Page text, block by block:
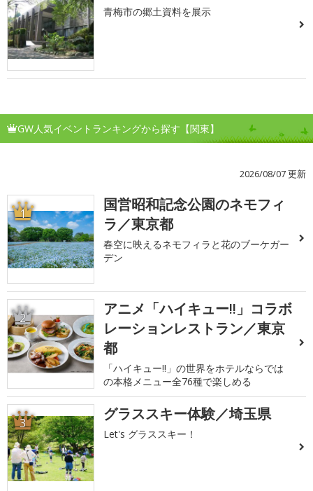
青梅市の郷土資料を展示
GW人気イベントランキングから探す【関東】
2026/08/07 更新
1
国営昭和記念公園のネモフィ
ラ／東京都
春空に映えるネモフィラと花のブーケガー
デン
2
アニメ「ハイキュー!!」コラボ
レーションレストラン／東京
都
「ハイキュー!!」の世界をホテルならでは
の本格メニュー全76種で楽しめる
3 グラススキー体験／埼玉県
Let's グラススキー！